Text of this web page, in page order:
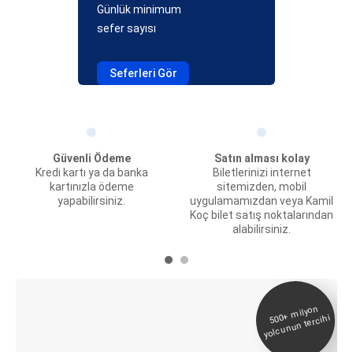
Günlük minimum
sefer sayısı
Seferleri Gör
Güvenli Ödeme
Kredi kartı ya da banka
kartınızla ödeme
yapabilirsiniz.
Satın alması kolay
Biletlerinizi internet
sitemizden, mobil
uygulamamızdan veya Kamil
Koç bilet satış noktalarından
alabilirsiniz.
500+
milyon
yolcunun tercihi